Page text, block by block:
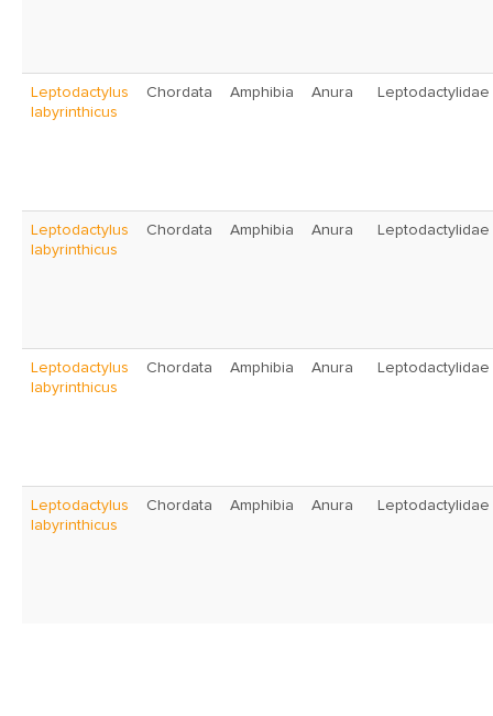
Leptodactylus
labyrinthicus
Chordata Amphibia Anura Leptodactylidae
Leptodactylus
labyrinthicus
Chordata Amphibia Anura Leptodactylidae
Leptodactylus
labyrinthicus
Chordata Amphibia Anura Leptodactylidae
Leptodactylus
labyrinthicus
Chordata Amphibia Anura Leptodactylidae